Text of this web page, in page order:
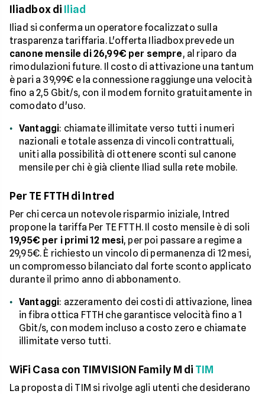
Iliadbox di Iliad
Iliad si conferma un operatore focalizzato sulla
trasparenza tariffaria. L'offerta Iliadbox prevede un
canone mensile di 26,99€ per sempre, al riparo da
rimodulazioni future. Il costo di attivazione una tantum
è pari a 39,99€ e la connessione raggiunge una velocità
fino a 2,5 Gbit/s, con il modem fornito gratuitamente in
comodato d'uso.
Vantaggi: chiamate illimitate verso tutti i numeri
nazionali e totale assenza di vincoli contrattuali,
uniti alla possibilità di ottenere sconti sul canone
mensile per chi è già cliente Iliad sulla rete mobile.
Per TE FTTH di Intred
Per chi cerca un notevole risparmio iniziale, Intred
propone la tariffa Per TE FTTH. Il costo mensile è di soli
19,95€ per i primi 12 mesi, per poi passare a regime a
29,95€. È richiesto un vincolo di permanenza di 12 mesi,
un compromesso bilanciato dal forte sconto applicato
durante il primo anno di abbonamento.
Vantaggi: azzeramento dei costi di attivazione, linea
in fibra ottica FTTH che garantisce velocità fino a 1
Gbit/s, con modem incluso a costo zero e chiamate
illimitate verso tutti.
WiFi Casa con TIMVISION Family M di TIM
La proposta di TIM si rivolge agli utenti che desiderano